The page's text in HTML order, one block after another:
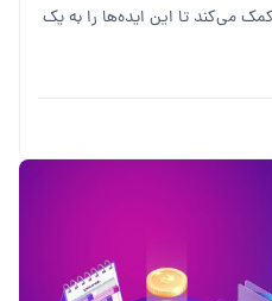
کمک می‌کند تا این ایده‌ها را به یک